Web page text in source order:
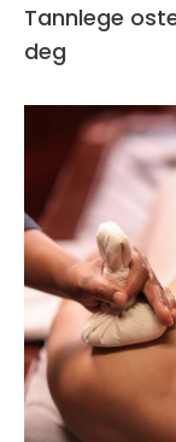
Tannlege osterøy trygg
deg